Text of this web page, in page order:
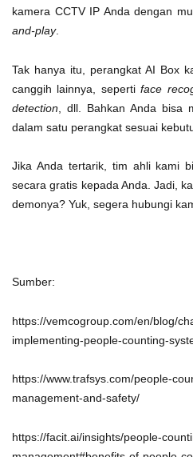
kamera CCTV IP Anda dengan
and-play.
Tak hanya itu, perangkat AI Box
canggih lainnya, sepertiface
detection , dll. Bahkan Anda bisa
dalam satu perangkat sesuai
Jika Anda tertarik, tim ahli kami
secara gratis kepada Anda. Jadi,
demonya? Yuk, segera hubungi
Sumber:
https://vemcogroup.com/en/blog/
implementing-people-counting-
https://www.trafsys.com/people-
management-and-safety/
https://facit.ai/insights/people-